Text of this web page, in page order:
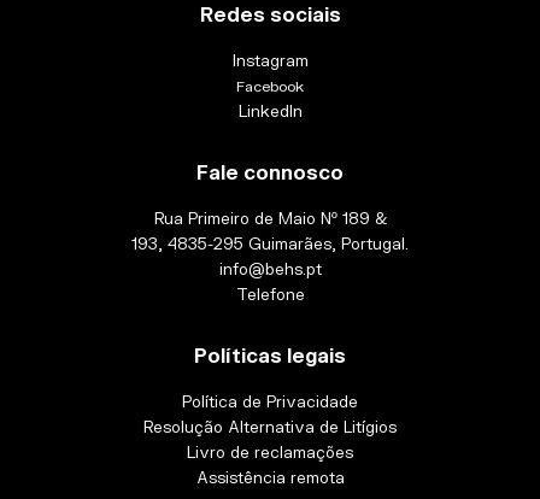
Redes sociais
Instagram
Facebook
LinkedIn
Fale connosco
Rua Primeiro de Maio Nº 189 &
193, 4835-295 Guimarães, Portugal.
info@behs.pt
Telefone
Políticas legais
Política de Privacidade
Resolução Alternativa de Litígios
Livro de reclamações
Assistência remota